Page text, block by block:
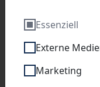
Sächsischer
C-Junioren
Essenziell
Externe
Marketing